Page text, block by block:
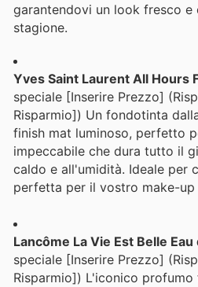
garantendovi un look fresco
stagione.
Yves Saint Laurent All Hours
speciale [Inserire Prezzo]
Risparmio]) Un fondotinta
finish mat luminoso, perfetto
impeccabile che dura tutto il
caldo e all'umidità. Ideale per
perfetta per il vostro make-up
Lancôme La Vie Est Belle
speciale [Inserire Prezzo]
Risparmio]) L'iconico